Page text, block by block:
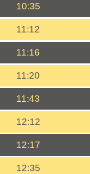
10:35
11:12
11:16
11:20
11:43
12:12
12:17
12:35